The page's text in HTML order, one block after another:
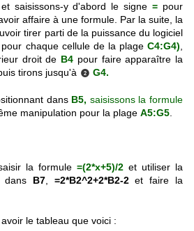
saisissons-y d'abord le signe= pour
affaire à une formule. Par la suite, la
tirer parti de la puissance du logiciel
chaque cellule de la plage C4:G4)
droit de B4 pour faire apparaître la
tirons jusqu'à ❷ G4.
dans B5, saisissons la formule
manipulation pour la plage A5:G5
la formule =(2*x+5)/2 et utiliser la
dans B7, =2*B2^2+2*B2-2et faire la
le tableau que voici :